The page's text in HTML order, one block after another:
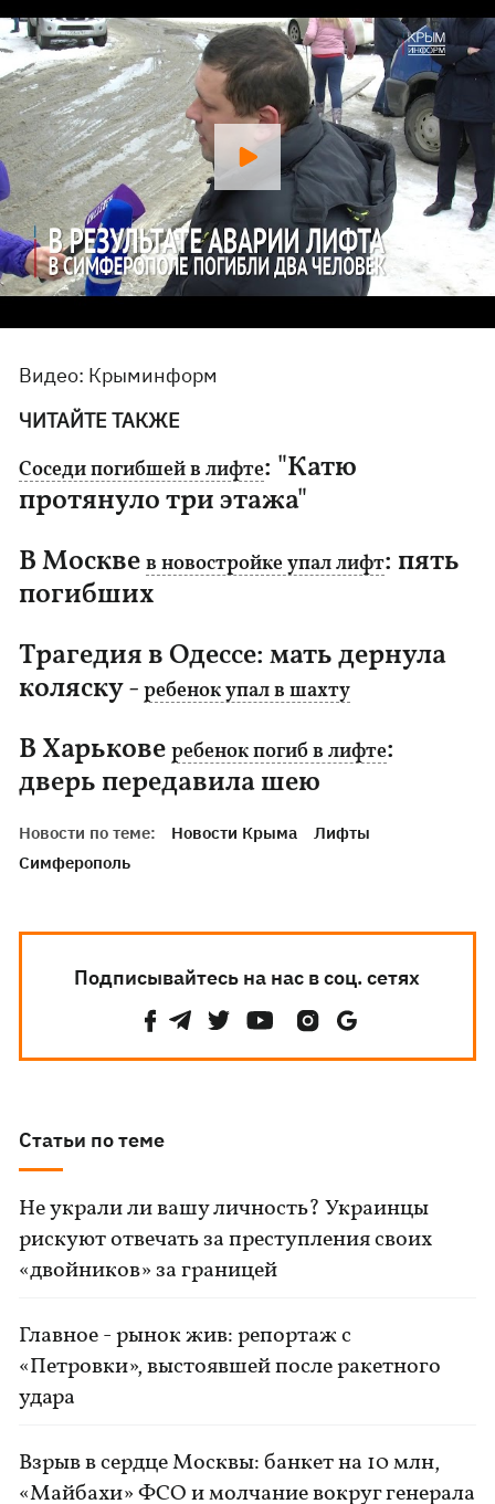
Видео: Крыминформ
ЧИТАЙТЕ ТАКЖЕ
Соседи погибшей в лифте: "Катю
протянуло три этажа"
В Москвев новостройке упал лифт: пять
погибших
Трагедия в Одессе: мать дернула
коляску -ребенок упал в шахту
В Харьковеребенок погиб в лифте:
дверь передавила шею
Новости по теме: Новости Крыма
Лифты
Симферополь
Подписывайтесь на нас в соц. сетях
Статьи по теме
Не украли ли вашу личность? Украинцы
рискуют отвечать за преступления своих
«двойников» за границей
Главное - рынок жив: репортаж с
«Петровки», выстоявшей после ракетного
удара
Взрыв в сердце Москвы: банкет на 10 млн,
«Майбахи» ФСО и молчание вокруг генерала